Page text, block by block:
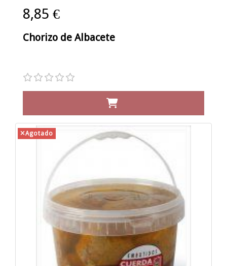
8,85 €
Chorizo de Albacete
Agotado